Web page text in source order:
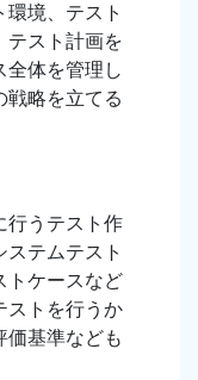
境、テスト
テスト計画を
全体を管理し
戦略を立てる
行うテスト作
テムテスト
トケースなど
ストを行うか
価基準なども